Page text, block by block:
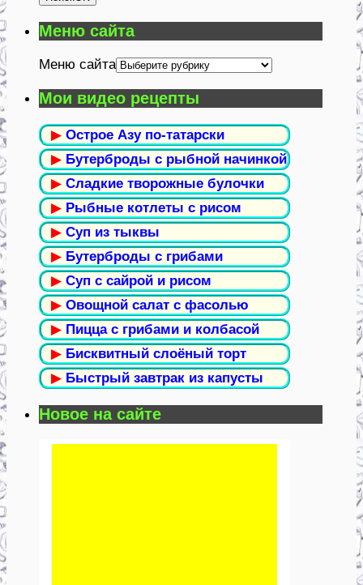
Меню сайта
Меню сайта
Мои видео рецепты
▶ Острое Азу по-татарски
▶ Бутерброды с рыбной начинкой
▶ Сладкие творожные булочки
▶ Рыбные котлеты с рисом
▶ Суп из тыквы
▶ Бутерброды с грибами
▶ Суп с сайрой и рисом
▶ Овощной салат с фасолью
▶ Пицца с грибами и колбасой
▶ Бисквитный слоёный торт
▶ Быстрый завтрак из капусты
Новое на сайте